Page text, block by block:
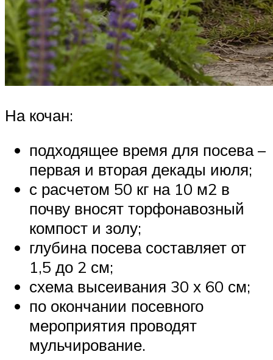
На кочан:
подходящее время для посева –
первая и вторая декады июля;
с расчетом 50 кг на 10 м2 в
почву вносят торфонавозный
компост и золу;
глубина посева составляет от
1,5 до 2 см;
схема высеивания 30 х 60 см;
по окончании посевного
мероприятия проводят
мульчирование.